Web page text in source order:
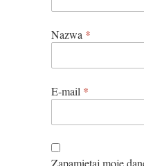
Nazwa *
E-mail *